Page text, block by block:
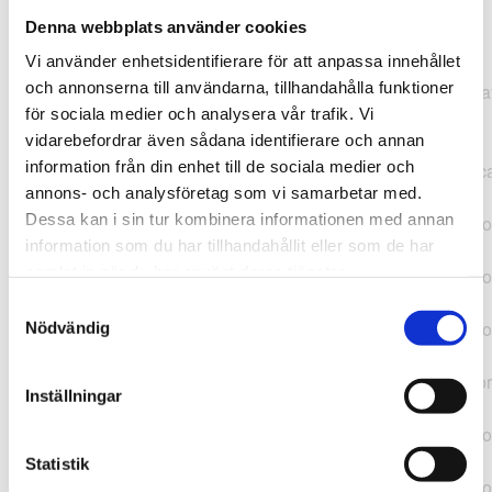
Denna webbplats använder cookies
Vi använder enhetsidentifierare för att anpassa innehållet
och annonserna till användarna, tillhandahålla funktioner
för sociala medier och analysera vår trafik. Vi
vidarebefordrar även sådana identifierare och annan
information från din enhet till de sociala medier och
annons- och analysföretag som vi samarbetar med.
Dessa kan i sin tur kombinera informationen med annan
information som du har tillhandahållit eller som de har
Nödvändig
Inställningar
Statistik
TypeError: "".concat(...).concat(...).replaceAll is not a
function at
https://webshop.pressbyran.se/_next/static/chunks/pages/
b1763451a2186f9e.js:1:11050 at Array.map
(<anonymous>) at K
(https://webshop.pressbyran.se/_next/static/chunks/pages/
b1763451a2186f9e.js:1:10836) at lk
(https://webshop.pressbyran.se/_next/static/chunks/
b241200379730ac0.js:1:129835) at i
(https://webshop.pressbyran.se/_next/static/chunks/
(https://webshop.pressbyran.se/_next/static/chunks/
https://webshop.pressbyran.se/_next/static/chunks/
b241200379730ac0.js:1:167872 at uI
(https://webshop.pressbyran.se/_next/static/chunks/
b241200379730ac0.js:1:167879) at uE
(https://webshop.pressbyran.se/_next/static/chunks/